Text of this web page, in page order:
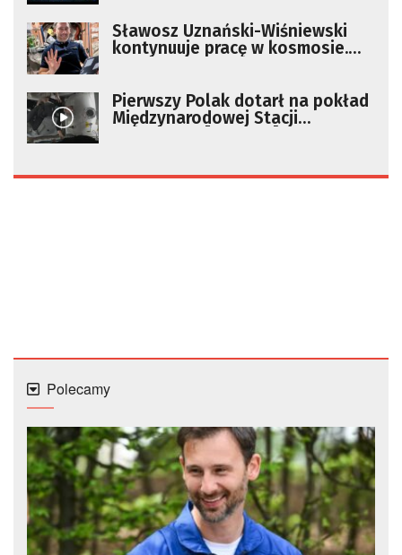
Sławosz Uznański-Wiśniewski
kontynuuje pracę w kosmosie.
Pierwszy Polak dotarł na pokład
Międzynarodowej Stacji
Polecamy